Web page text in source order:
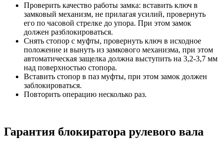
Проверить качество работы замка: вставить ключ в
замковый механизм, не прилагая усилий, провернуть
его по часовой стрелке до упора. При этом замок
должен разблокироваться.
Снять стопор с муфты, провернуть ключ в исходное
положение и вынуть из замкового механизма, при этом
автоматическая защелка должна выступить на 3,2-3,7 мм
над поверхностью стопора.
Вставить стопор в паз муфты, при этом замок должен
заблокироваться.
Повторить операцию несколько раз.
Гарантия блокиратора рулевого вала